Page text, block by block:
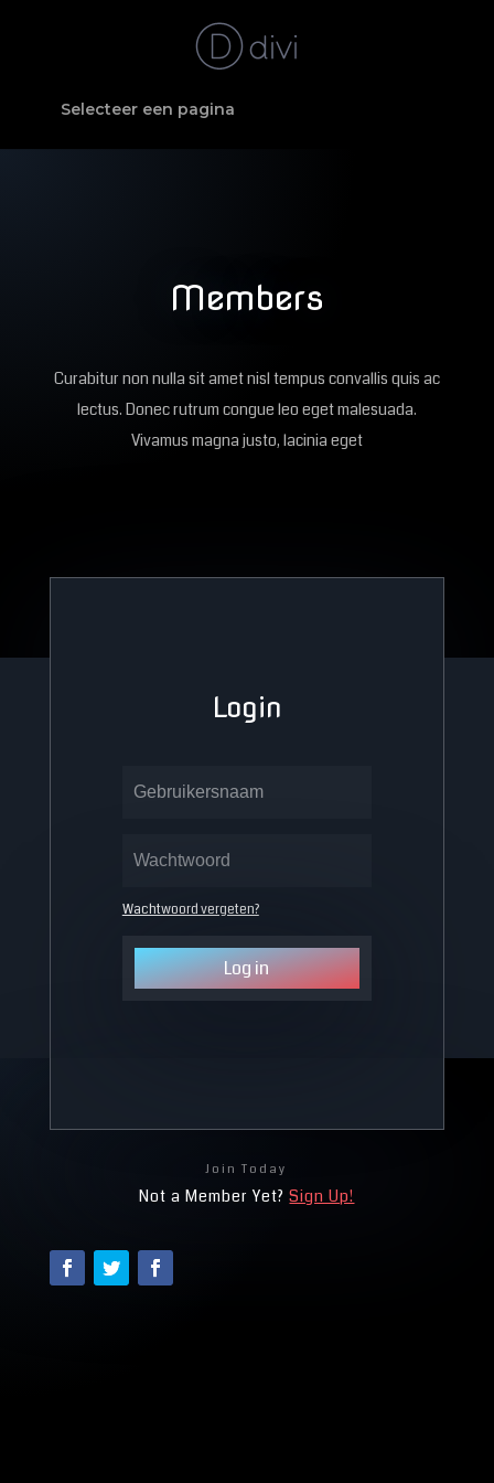
Selecteer een pagina
Members
Curabitur non nulla sit amet nisl tempus convallis quis ac
lectus. Donec rutrum congue leo eget malesuada.
Vivamus magna justo, lacinia eget
Login
Wachtwoord vergeten?
Log in
Join Today
Not a Member Yet?Sign Up!